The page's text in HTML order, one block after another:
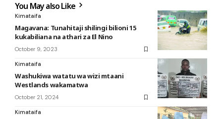
You May also Like
Kimataifa
Magavana: Tunahitaji shilingi bilioni 15
kukabiliana na athari za El Nino
October 9, 2023
Kimataifa
Washukiwa watatu wa wizi mtaani
Westlands wakamatwa
October 21, 2024
Kimataifa